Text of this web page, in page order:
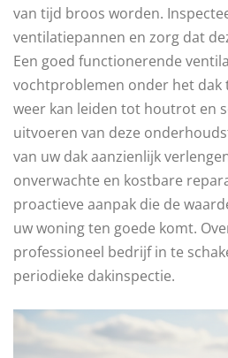
van tijd broos worden.
ventilatiepannen en zorg dat
Een goed functionerende
vochtproblemen onder het dak
weer kan leiden tot houtrot en
uitvoeren van deze
van uw dak aanzienlijk
onverwachte en kostbare
proactieve aanpak die de
uw woning ten goede komt.
professioneel bedrijf in te
periodieke dakinspectie.